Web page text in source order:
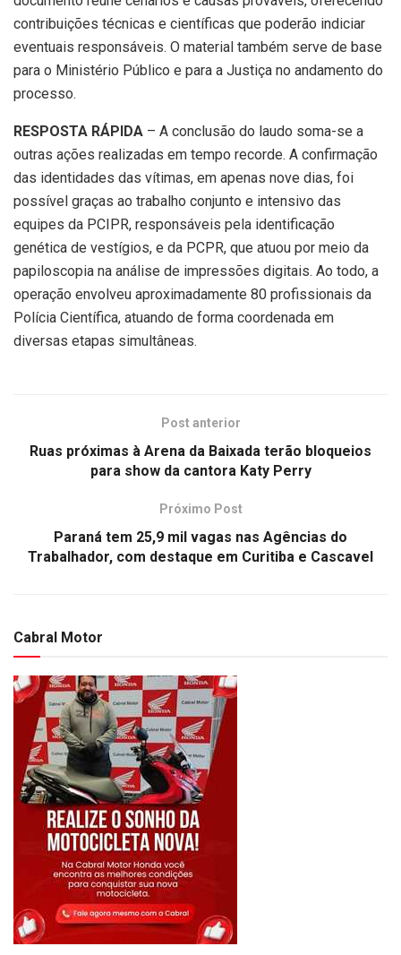
contribuições técnicas e científicas que poderão indiciar
eventuais responsáveis. O material também serve de base
para o Ministério Público e para a Justiça no andamento do
processo.
RESPOSTA RÁPIDA – A conclusão do laudo soma-se a
outras ações realizadas em tempo recorde. A confirmação
das identidades das vítimas, em apenas nove dias, foi
possível graças ao trabalho conjunto e intensivo das
equipes da PCIPR, responsáveis pela identificação
genética de vestígios, e da PCPR, que atuou por meio da
papiloscopia na análise de impressões digitais. Ao todo, a
operação envolveu aproximadamente 80 profissionais da
Polícia Científica, atuando de forma coordenada em
diversas etapas simultâneas.
Post anterior
Ruas próximas à Arena da Baixada terão bloqueios
para show da cantora Katy Perry
Próximo Post
Paraná tem 25,9 mil vagas nas Agências do
Trabalhador, com destaque em Curitiba e Cascavel
Cabral Motor